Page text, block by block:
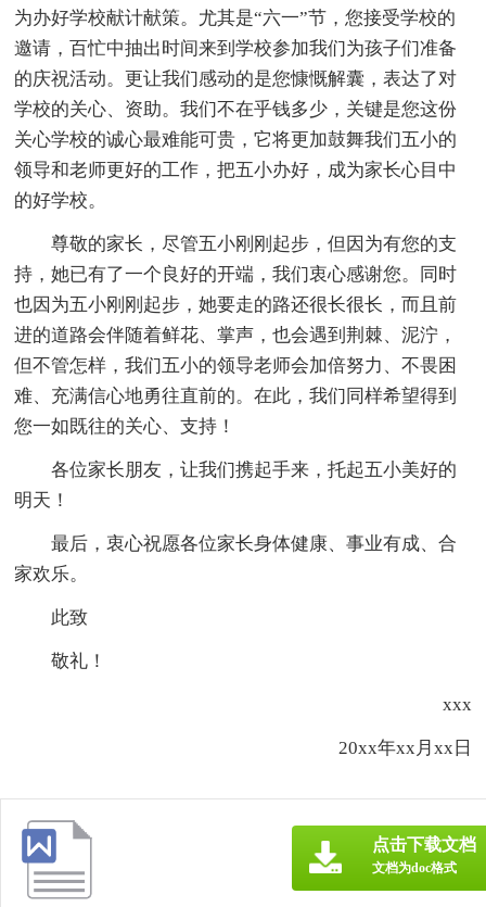
为办好学校献计献策。尤其是“六一”节，您接受学校的
邀请，百忙中抽出时间来到学校参加我们为孩子们准备
的庆祝活动。更让我们感动的是您慷慨解囊，表达了对
学校的关心、资助。我们不在乎钱多少，关键是您这份
关心学校的诚心最难能可贵，它将更加鼓舞我们五小的
领导和老师更好的工作，把五小办好，成为家长心目中
的好学校。
尊敬的家长，尽管五小刚刚起步，但因为有您的支
持，她已有了一个良好的开端，我们衷心感谢您。同时
也因为五小刚刚起步，她要走的路还很长很长，而且前
进的道路会伴随着鲜花、掌声，也会遇到荆棘、泥泞，
但不管怎样，我们五小的领导老师会加倍努力、不畏困
难、充满信心地勇往直前的。在此，我们同样希望得到
您一如既往的关心、支持！
各位家长朋友，让我们携起手来，托起五小美好的
明天！
最后，衷心祝愿各位家长身体健康、事业有成、合
家欢乐。
此致
敬礼！
xxx
20xx年xx月xx日
点击下载文档
文档为doc格式